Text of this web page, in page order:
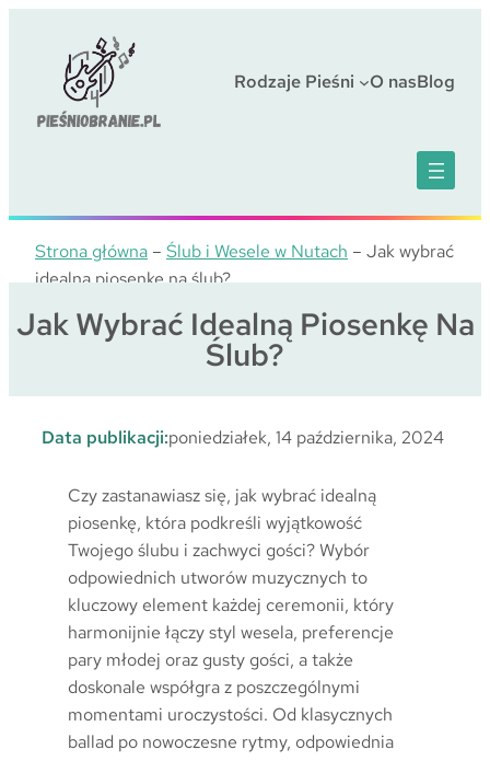
Rodzaje Pieśni O nasBlog
Strona główna – Ślub i Wesele w Nutach – Jak wybrać
idealną piosenkę na ślub?
Jak Wybrać Idealną Piosenkę Na
Ślub?
Data publikacji:poniedziałek, 14 października, 2024
Czy zastanawiasz się, jak wybrać idealną
piosenkę, która podkreśli wyjątkowość
Twojego ślubu i zachwyci gości? Wybór
odpowiednich utworów muzycznych to
kluczowy element każdej ceremonii, który
harmonijnie łączy styl wesela, preferencje
pary młodej oraz gusty gości, a także
doskonale współgra z poszczególnymi
momentami uroczystości. Od klasycznych
ballad po nowoczesne rytmy, odpowiednia